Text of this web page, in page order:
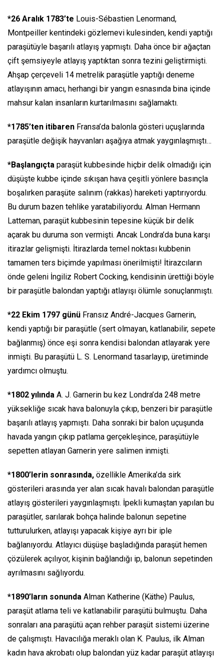
*26 Aralık 1783’te Louis-Sébastien Lenormand,
Montpeiller kentindeki gözlemevi kulesinden, kendi yaptığı
paraşütüyle başarılı atlayış yapmıştı. Daha önce bir ağaçtan
çift şemsiyeyle atlayış yaptıktan sonra tezini geliştirmişti.
Ahşap çerçeveli 14 metrelik paraşütle yaptığı deneme
atlayışının amacı, herhangi bir yangın esnasında bina içinde
mahsur kalan insanların kurtarılmasını sağlamaktı.
*1785’ten itibaren Fransa’da balonla gösteri uçuşlarında
paraşütle değişik hayvanları aşağıya atmak yaygınlaşmıştı…
*Başlangıçta paraşüt kubbesinde hiçbir delik olmadığı için
düşüşte kubbe içinde sıkışan hava çeşitli yönlere basınçla
boşalırken paraşüte salınım (rakkas) hareketi yaptırıyordu.
Bu durum bazen tehlike yaratabiliyordu. Alman Hermann
Latteman, paraşüt kubbesinin tepesine küçük bir delik
açarak bu duruma son vermişti. Ancak Londra’da buna karşı
itirazlar gelişmişti. İtirazlarda temel noktası kubbenin
tamamen ters biçimde yapılması önerilmişti! İtirazcıların
önde geleni İngiliz Robert Cocking, kendisinin ürettiği böyle
bir paraşütle balondan yaptığı atlayışı ölümle sonuçlanmıştı.
*22 Ekim 1797 günü Fransız André-Jacques Garnerin,
kendi yaptığı bir paraşütle (sert olmayan, katlanabilir, sepete
bağlanmış) önce eşi sonra kendisi balondan atlayarak yere
inmişti. Bu paraşütü L. S. Lenormand tasarlayıp, üretiminde
yardımcı olmuştu.
*1802 yılında A. J. Garnerin bu kez Londra’da 248 metre
yüksekliğe sıcak hava balonuyla çıkıp, benzeri bir paraşütle
başarılı atlayış yapmıştı. Daha sonraki bir balon uçuşunda
havada yangın çıkıp patlama gerçekleşince, paraşütüyle
sepetten atlayan Garnerin yere salimen inmişti.
*1800’lerin sonrasında, özellikle Amerika’da sirk
gösterileri arasında yer alan sıcak havalı balondan paraşütle
atlayış gösterileri yaygınlaşmıştı. İpekli kumaştan yapılan bu
paraşütler, sarılarak bohça halinde balonun sepetine
tutturulurken, atlayışı yapacak kişiye ayrı bir iple
bağlanıyordu. Atlayıcı düşüşe başladığında paraşüt hemen
çözülerek açılıyor, kişinin bağlandığı ip, balonun sepetinden
ayrılmasını sağlıyordu.
*1890’ların sonunda Alman Katherine (Käthe) Paulus,
paraşüt atlama teli ve katlanabilir paraşütü bulmuştu. Daha
sonraları ana paraşütü açan rehber paraşüt sistemi üzerine
de çalışmıştı. Havacılığa meraklı olan K. Paulus, ilk Alman
kadın hava akrobatı olup balondan yüz kadar paraşüt atlayışı